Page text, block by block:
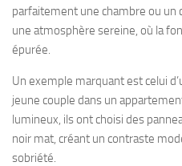
parfaitement une chambre ou un
une atmosphère sereine, où la
épurée.
Un exemple marquant est celui
jeune couple dans un
lumineux, ils ont choisi des
noir mat, créant un contraste
sobriété.